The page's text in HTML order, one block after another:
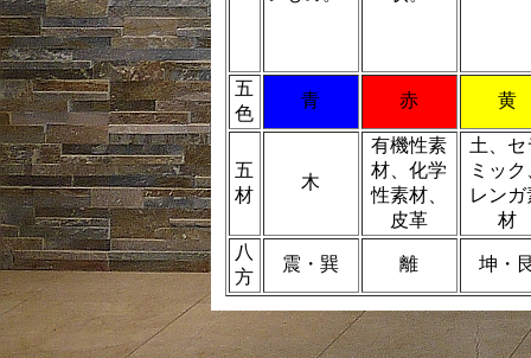
五
色
青 赤 黄
五
材
木
有機性素
材、化学
性素材、
皮革
土、セ
ミッ
レンガ
材
八
方
震・巽 離 坤・